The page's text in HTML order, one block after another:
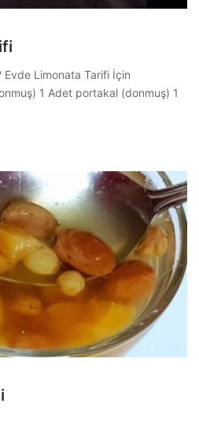
Evde Limonata Tarifi İçin
1 Adet portakal (donmuş) 1